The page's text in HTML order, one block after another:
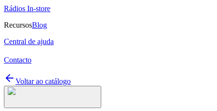
Rádios In-store
RecursosBlog
Central de ajuda
Contacto
Voltar ao catálogo